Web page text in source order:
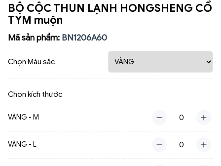
BỘ CỘC THUN LẠNH HONGSHENG CỔ
TYM muộn
Mã sản phẩm: BN1206A60
Chọn Màu sắc
Chọn kích thước
VÀNG - M
VÀNG - L